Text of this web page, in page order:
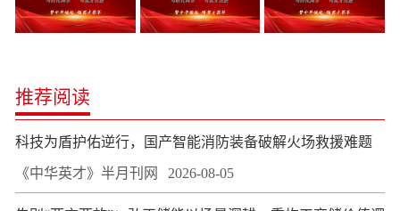
推荐阅读
科技为盾护佑逆行，国产智能消防装备破解火场救援难题
《中华英才》半月刊网 2026-08-05